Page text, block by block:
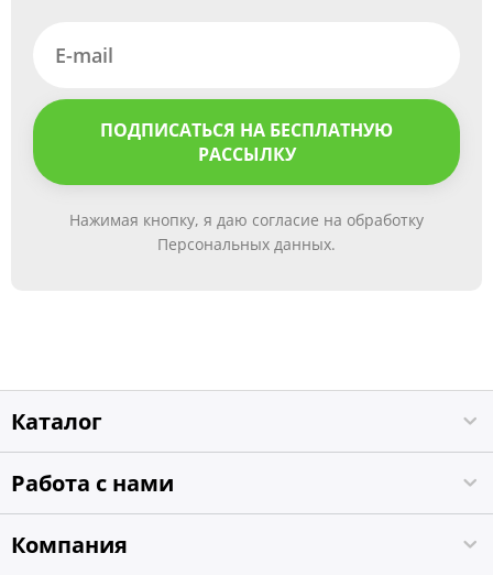
ПОДПИСАТЬСЯ НА БЕСПЛАТНУЮ
РАССЫЛКУ
Нажимая кнопку, я даю согласие на обработку
Персональных данных.
Каталог
Работа с нами
Компания